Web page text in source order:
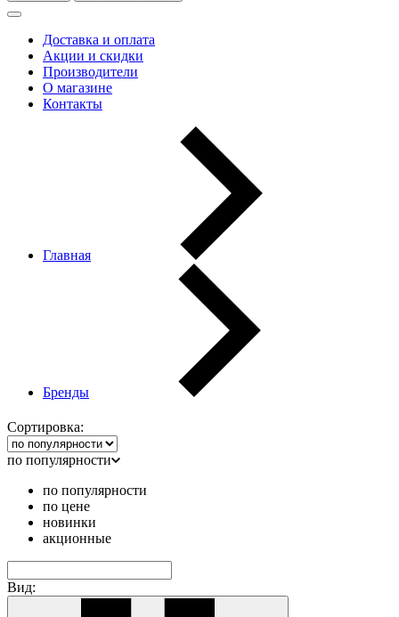
Доставка и оплата
Акции и скидки
Производители
О магазине
Контакты
Главная
Бренды
Сортировка:
по популярности
по популярности
по цене
новинки
акционные
Вид: